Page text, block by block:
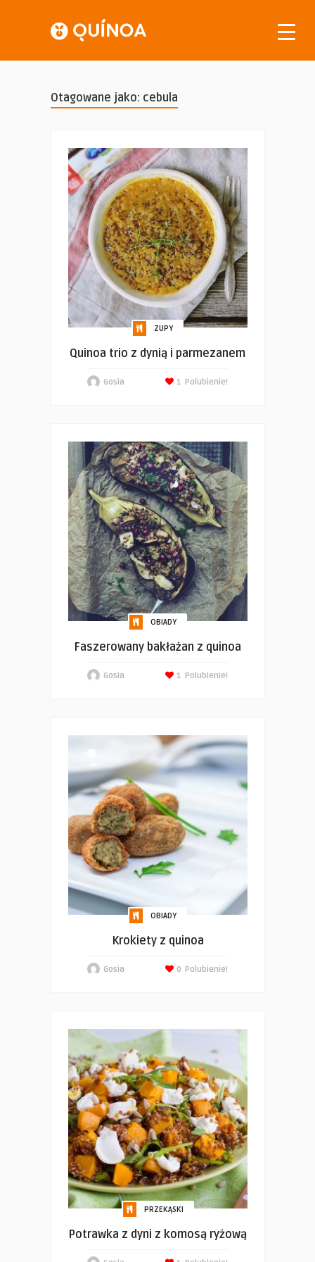
Otagowane jako: cebula
ZUPY
Quinoa trio z dynią i parmezanem
Gosia Polubienie!
1
OBIADY
Faszerowany bakłażan z quinoa
Gosia Polubienie!
1
OBIADY
Krokiety z quinoa
Gosia Polubienie!
0
PRZEKĄSKI
Potrawka z dyni z komosą ryżową